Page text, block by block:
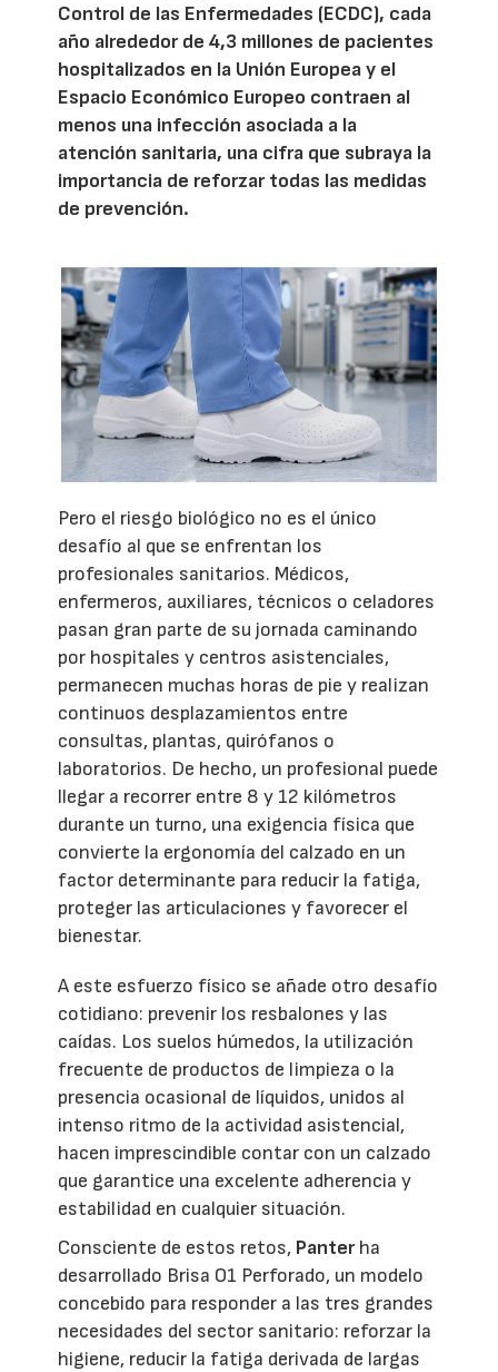
Control de las Enfermedades (ECDC), cada
año alrededor de 4,3 millones de pacientes
hospitalizados en la Unión Europea y el
Espacio Económico Europeo contraen al
menos una infección asociada a la
atención sanitaria, una cifra que subraya la
importancia de reforzar todas las medidas
de prevención.
Pero el riesgo biológico no es el único
desafío al que se enfrentan los
profesionales sanitarios. Médicos,
enfermeros, auxiliares, técnicos o celadores
pasan gran parte de su jornada caminando
por hospitales y centros asistenciales,
permanecen muchas horas de pie y realizan
continuos desplazamientos entre
consultas, plantas, quirófanos o
laboratorios. De hecho, un profesional puede
llegar a recorrer entre 8 y 12 kilómetros
durante un turno, una exigencia física que
convierte la ergonomía del calzado en un
factor determinante para reducir la fatiga,
proteger las articulaciones y favorecer el
bienestar.
A este esfuerzo físico se añade otro desafío
cotidiano: prevenir los resbalones y las
caídas. Los suelos húmedos, la utilización
frecuente de productos de limpieza o la
presencia ocasional de líquidos, unidos al
intenso ritmo de la actividad asistencial,
hacen imprescindible contar con un calzado
que garantice una excelente adherencia y
estabilidad en cualquier situación.
Consciente de estos retos, Panterha
desarrollado Brisa O1 Perforado, un modelo
concebido para responder a las tres grandes
necesidades del sector sanitario: reforzar la
higiene, reducir la fatiga derivada de largas